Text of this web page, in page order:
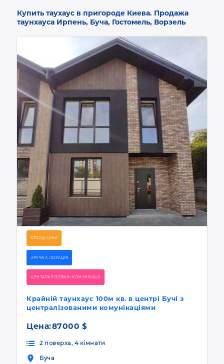
Купить таухаус в пригороде Киева. Продажа
таунхауса Ирпень, Буча, Гостомель, Ворзель
КРАЩА ЦІНА
ЗРУЧНА ЛОКАЦІЯ
ЦЕНТАРАЛІЗОВАНІ КОМУНІКАЦІЇ
Крайній таунхаус 100м кв. в центрі Бучі з
централізованими комунікаціями
Цена:87000 $
2 поверха, 4 кімнати
Буча